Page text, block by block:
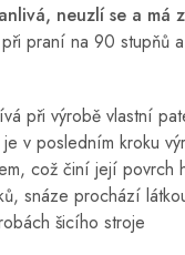
neuzlí se a má
praní na 90 stupňů
při výrobě vlastní
v posledním kroku
což činí její povrch
snáze prochází
šicího stroje